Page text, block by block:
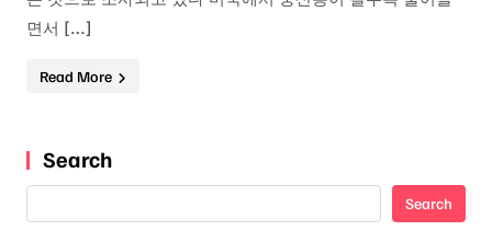
면서 […]
Read More
Search
Search